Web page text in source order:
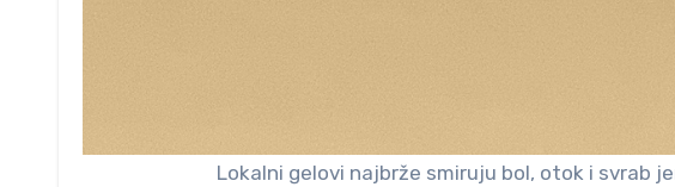
Lokalni gelovi najbrže smiruju bol, otok i svrab